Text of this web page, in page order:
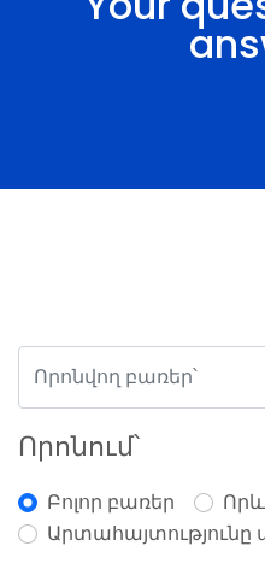
Որոնում՝
Բոլոր բառեր
Արտահայտությունը